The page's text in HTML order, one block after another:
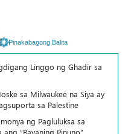
Pinakabagong Balita
Linggo ng Ghadir sa
sa Milwaukee na Siya ay
sa Palestine
ng Pagluluksa sa
“Bayaning Pinuno”